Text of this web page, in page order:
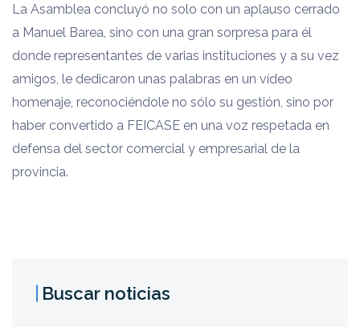
La Asamblea concluyó no solo con un aplauso cerrado
a Manuel Barea, sino con una gran sorpresa para él
donde representantes de varias instituciones y a su vez
amigos, le dedicaron unas palabras en un vídeo
homenaje, reconociéndole no sólo su gestión, sino por
haber convertido a FEICASE en una voz respetada en
defensa del sector comercial y empresarial de la
provincia.
Buscar noticias